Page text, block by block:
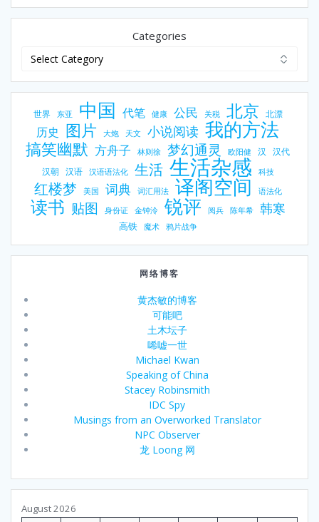
Categories
世界 东亚 中国 代笔 健康 公民 关税 北京 北漂
历史 图片 大炮 天文 小说阅读 我的方法
搞笑幽默 方舟子 林则徐 梦幻通灵 欧阳健 汉 汉代
汉朝 汉语 汉语语法化 生活 生活杂感 科技
红楼梦 美国 词典 词汇用法 译阁空间 语法化
读书 贴图 身份证 金钟泠 锐评 阅兵 陈年希 韩寒
高铁 魔术 鸦片战争
网络博客
黄杰敏的博客
可能吧
土木坛子
唏嘘一世
Michael Kwan
Speaking of China
Stacey Robinsmith
IDC Spy
Musings from an Overworked Translator
NPC Observer
龙 Loong 网
August 2026